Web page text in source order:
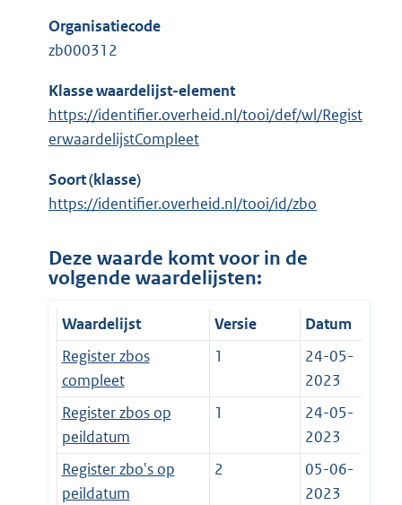
Organisatiecode
zb000312
Klasse waardelijst-element
https://identifier.overheid.nl/tooi/def/wl/Regist
erwaardelijstCompleet
Soort (klasse)
https://identifier.overheid.nl/tooi/id/zbo
Deze waarde komt voor in de
volgende waardelijsten:
Waardelijst Versie
Datum
Register zbos
compleet
1
24-05-
2023
Register zbos op
peildatum
1
24-05-
2023
Register zbo's op
peildatum
2
05-06-
2023